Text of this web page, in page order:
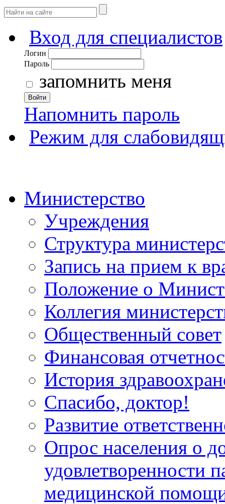
Вход для специалистов
Логин
Пароль
запомнить меня
Войти
Напомнить пароль
Режим для
Министерство
Учреждения
Структура
Запись на прием к
Положение о
Коллегия
Общественный совет
Финансовая
История
Спасибо, доктор!
Развитие
Опрос населения о
удовлетворенности
медицинской